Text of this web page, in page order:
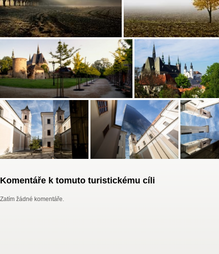
Komentáře k tomuto turistickému cíli
Zatím žádné komentáře.